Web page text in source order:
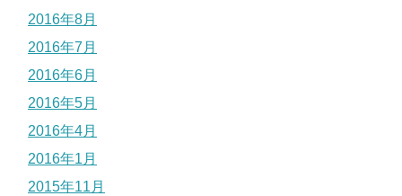
2016年8月
2016年7月
2016年6月
2016年5月
2016年4月
2016年1月
2015年11月